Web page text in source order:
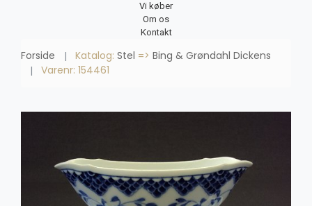
Vi køber
Om os
Kontakt
Forside Katalog: Stel => Bing & Grøndahl Dickens
Varenr: 154461